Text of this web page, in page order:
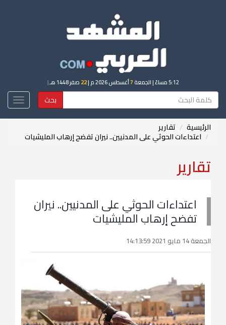
5:12 مساءً | الجمعة7أغسطس 2026 م | 22 صفر 1448 هـ |
بحث
الرئيسية تقارير
اعتداءات الحوثي على المدنيين.. نيران تفضح إرهاب المليشيات
تقارير
اعتداءات الحوثي على المدنيين.. نيران
تفضح إرهاب المليشيات
الجمعة 14 مايو 2021 14:13:59